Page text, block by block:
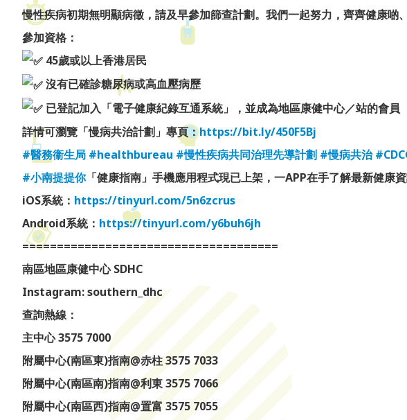
慢性疾病初期無明顯病徵，請及早參加篩查計劃。我們一起努力，齊齊健康啲
參加資格：
45歲或以上香港居民
沒有已確診糖尿病或高血壓病歷
已登記加入「電子健康紀錄互通系統」，並成為地區康健中心／站的會員
詳情可瀏覽「慢病共治計劃」專頁：https://bit.ly/450F5Bj
#醫務衞生局 #healthbureau #慢性疾病共同治理先導計劃 #慢病共治
#小南提提你「健康指南」手機應用程式現已上架，一APP在手了解最新健康
iOS系統： https://tinyurl.com/5n6zcrus
Android系統： https://tinyurl.com/y6buh6jh
=====================================
南區地區康健中心 SDHC
Instagram: southern_dhc
查詢熱線：
主中心 3575 7000
附屬中心(南區東)指南@赤柱 3575 7033
附屬中心(南區南)指南@利東 3575 7066
附屬中心(南區西)指南@置富 3575 7055